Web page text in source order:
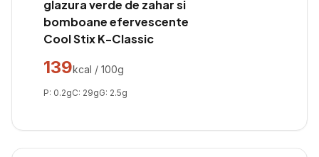
glazura verde de zahar si
bomboane efervescente
Cool Stix K-Classic
139kcal / 100g
P: 0.2gC: 29gG: 2.5g